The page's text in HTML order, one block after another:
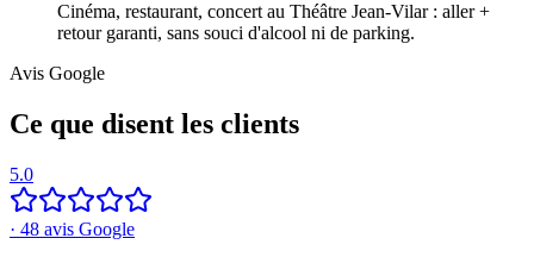
Cinéma, restaurant, concert au Théâtre Jean-Vilar : aller +
retour garanti, sans souci d'alcool ni de parking.
Avis Google
Ce que disent les clients
5.0
· 48 avis Google